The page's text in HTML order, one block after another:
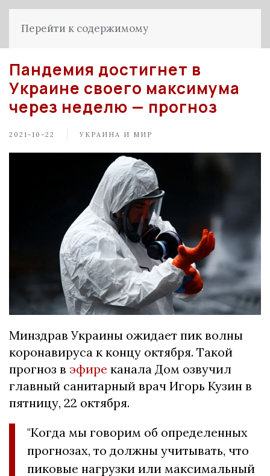
Перейти к содержимому
Пандемия достигнет в
Украине своего максимума
через неделю — прогноз
2021-10-22 УКРАИНА И МИР
Минздрав Украины ожидает пик волны
коронавируса к концу октября. Такой
прогноз в эфире канала Дом озвучил
главный санитарный врач Игорь Кузин в
пятницу, 22 октября.
"Когда мы говорим об определенных
прогнозах, то должны учитывать, что
пиковые нагрузки или максимальный